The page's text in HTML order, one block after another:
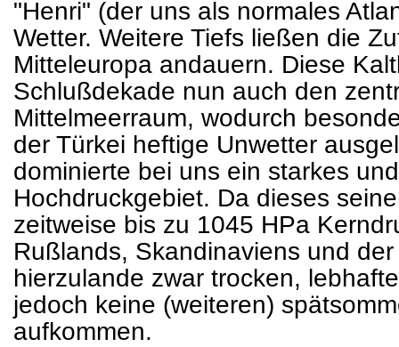
"Henri" (der uns als normales
Wetter. Weitere Tiefs ließen die
Mitteleuropa andauern. Diese
Schlußdekade nun auch den
Mittelmeerraum, wodurch
der Türkei heftige Unwetter
dominierte bei uns ein starkes
Hochdruckgebiet. Da dieses
zeitweise bis zu 1045 HPa
Rußlands, Skandinaviens und
hierzulande zwar trocken,
jedoch keine (weiteren)
aufkommen.